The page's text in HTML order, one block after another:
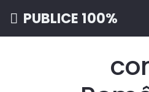
PUBLICE 100%